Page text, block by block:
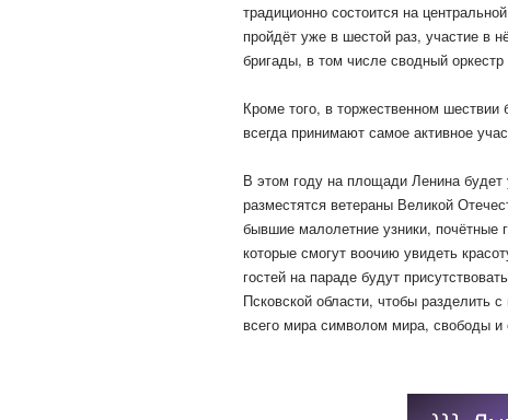
традиционно состоится на
пройдёт уже в шестой раз, участие в
бригады, в том числе сводный оркестр
Кроме того, в торжественном шествии
всегда принимают самое активное
В этом году на площади Ленина будет
разместятся ветераны Великой
бывшие малолетние узники, почётные
которые смогут воочию увидеть
гостей на параде будут
Псковской области, чтобы разделить
всего мира символом мира, свободы и